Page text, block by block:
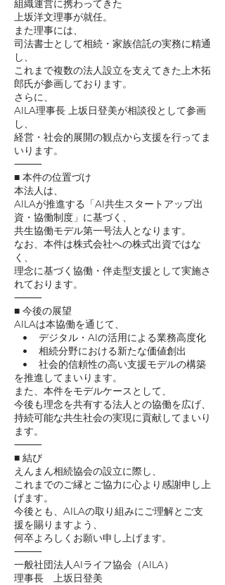
組織運営に携わってきた
上坂洋文理事が就任。
また理事には、
司法書士として相続・家族信託の実務に精通
し、
これまで複数の法人設立を支えてきた上木拓
郎氏が参画しております。
さらに、
AILA理事長 上坂日登美が相談役として参画
し、
経営・社会的展開の観点から支援を行ってま
いります。
⸻
■ 本件の位置づけ
本法人は、
AILAが推進する「AI共生スタートアップ出
資・協働制度」に基づく、
共生協働モデル第一号法人となります。
なお、本件は株式会社への株式出資ではな
く、
理念に基づく協働・伴走型支援として実施さ
れております。
⸻
■ 今後の展望
AILAは本協働を通じて、
• デジタル・AIの活用による業務高度化
• 相続分野における新たな価値創出
• 社会的信頼性の高い支援モデルの構築
を推進してまいります。
また、本件をモデルケースとして、
今後も理念を共有する法人との協働を広げ、
持続可能な共生社会の実現に貢献してまいり
ます。
⸻
■ 結び
えんまん相続協会の設立に際し、
これまでのご縁とご協力に心より感謝申し上
げます。
今後とも、AILAの取り組みにご理解とご支
援を賜りますよう、
何卒よろしくお願い申し上げます。
⸻
一般社団法人AIライフ協会（AILA）
理事長 上坂日登美